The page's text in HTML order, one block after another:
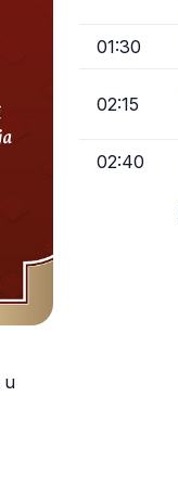
u
01:30
02:15
02:40